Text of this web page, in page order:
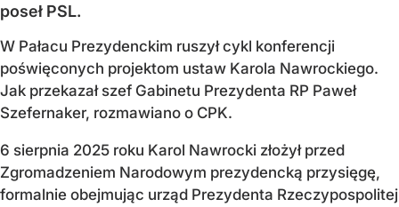
poseł PSL.
W Pałacu Prezydenckim ruszył cykl konferencji
poświęconych projektom ustaw Karola Nawrockiego.
Jak przekazał szef Gabinetu Prezydenta RP Paweł
Szefernaker, rozmawiano o CPK.
6 sierpnia 2025 roku Karol Nawrocki złożył przed
Zgromadzeniem Narodowym prezydencką przysięgę,
formalnie obejmując urząd Prezydenta Rzeczypospolitej